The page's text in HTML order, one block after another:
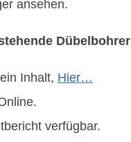
ansehen.
Inhalt, Hier…
verfügbar.